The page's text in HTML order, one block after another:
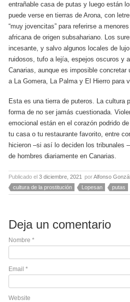
entrañable casa de putas y luego están
puede verse en tierras de Arona, con
“muy jovencitas” para referirse a
africana de origen subsahariano. Los
incesante, y salvo algunos locales de
ruidosos, tufo a lejía, espejos oscuros y
Canarias, aunque es imposible
a La Gomera, La Palma y El Hierro para
Esta es una tierra de puteros. La cultura
forma de no ser jamás cuestionada.
emocional están en el corazón podrido
tu casa o tu restaurante favorito, entre
hicieron –si así lo deciden los tribunales
de hombres diariamente en Canarias.
Publicado el 3 diciembre, 2021 porAlfonso
cultura de la prostitución
Lopesan putas
Deja un comentario
Nombre *
Email *
Website